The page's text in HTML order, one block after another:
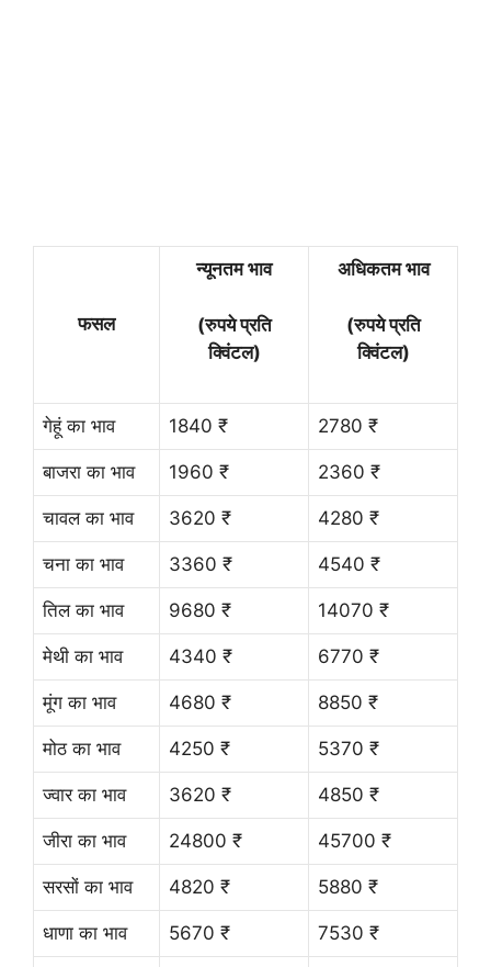
फसल
न्यूनतम भाव
(रुपये प्रति
क्विंटल)
अधिकतम भाव
(रुपये प्रति
क्विंटल)
गेहूं का भाव 1840 ₹ 2780 ₹
बाजरा का भाव 1960 ₹ 2360 ₹
चावल का भाव 3620 ₹ 4280 ₹
चना का भाव 3360 ₹ 4540 ₹
तिल का भाव 9680 ₹ 14070 ₹
मेथी का भाव 4340 ₹ 6770 ₹
मूंग का भाव 4680 ₹ 8850 ₹
मोठ का भाव 4250 ₹ 5370 ₹
ज्वार का भाव 3620 ₹ 4850 ₹
जीरा का भाव 24800 ₹ 45700 ₹
सरसों का भाव 4820 ₹ 5880 ₹
धाणा का भाव 5670 ₹ 7530 ₹